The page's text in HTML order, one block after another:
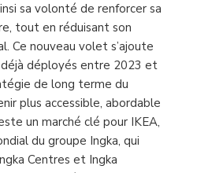
sa volonté de renforcer sa
tout en réduisant son
Ce nouveau volet s’ajoute
déjà déployés entre 2023 et
de long terme du
plus accessible, abordable
un marché clé pour IKEA,
du groupe Ingka, qui
Centres et Ingka